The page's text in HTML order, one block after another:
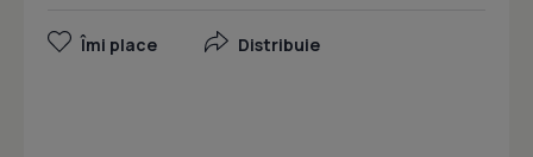
Îmi place Distribuie